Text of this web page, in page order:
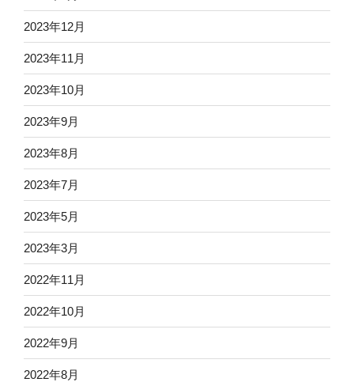
2023年12月
2023年11月
2023年10月
2023年9月
2023年8月
2023年7月
2023年5月
2023年3月
2022年11月
2022年10月
2022年9月
2022年8月